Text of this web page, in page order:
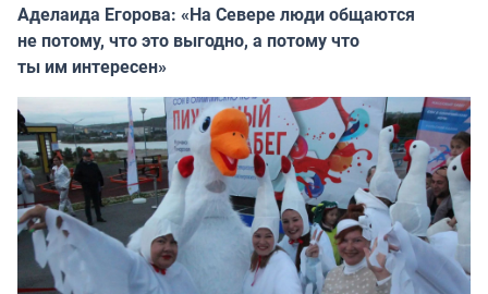
Аделаида Егорова: «На Севере люди общаются
не потому, что это выгодно, а потому что
ты им интересен»